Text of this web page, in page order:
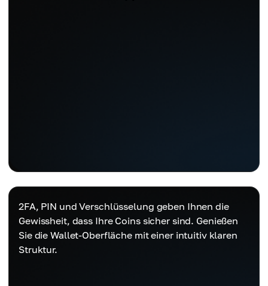
2FA, PIN und Verschlüsselung geben Ihnen die
Gewissheit, dass Ihre Coins sicher sind. Genießen
Sie die Wallet-Oberfläche mit einer intuitiv klaren
Struktur.